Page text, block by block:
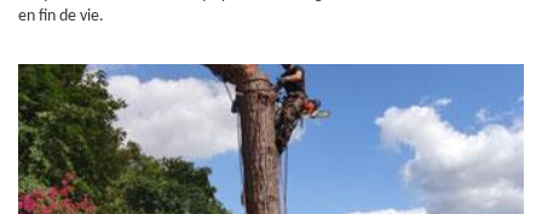
en fin de vie.